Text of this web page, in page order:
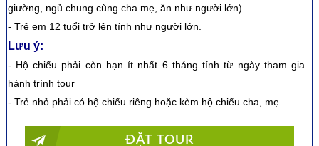
giường, ngủ chung cùng cha mẹ, ăn như người lớn)
- Trẻ em 12 tuổi trở lên tính như người lớn.
Lưu ý:
- Hộ chiếu phải còn hạn ít nhất 6 tháng tính từ ngày tham gia
hành trình tour
- Trẻ nhỏ phải có hộ chiếu riêng hoặc kèm hộ chiếu cha, mẹ
ĐẶT TOUR